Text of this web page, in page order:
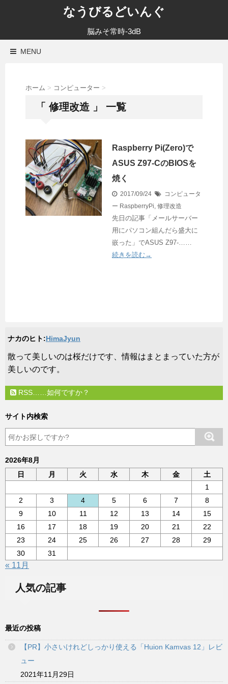
なうびるどいんぐ
脳みそ常時-3dB
MENU
ホーム > コンピューター >
「 修理改造 」 一覧
Raspberry Pi(Zero)で
ASUS Z97-CのBIOSを
焼く
2017/09/24
コンピュータ
ー RaspberryPi, 修理改造
先日の記事「メールサーバー
用にパソコン組んだら盛大に
嵌った」でASUS Z97-……
続きを読む→
ナカのヒト:HimaJyun
​散って美しいのは桜だけです、情報はまとまっていた方が
美しいのです。
RSS……如何ですか？
サイト内検索
2026年8月
日
月 火 水 木 金
土
1
2
3 4 5 6 7
8
9
10 11 12 13 14
15
16
17 18 19 20 21
22
23
24 25 26 27 28
29
30
31
« 11月
人気の記事
最近の投稿
【PR】小さいけれどしっかり使える「Huion Kamvas 12」レビ
ュー
2021年11月29日